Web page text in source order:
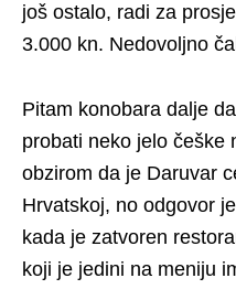
još ostalo, radi za
3.000 kn. Nedovoljno
Pitam konobara dalje
probati neko jelo češke
obzirom da je Daruvar
Hrvatskoj, no odgovor
kada je zatvoren
koji je jedini na meniju